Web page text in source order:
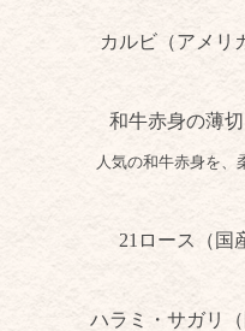
カルビ（アメ
和牛赤身の薄
人気の和牛赤身を、
21ロース（
ハラミ・サガリ